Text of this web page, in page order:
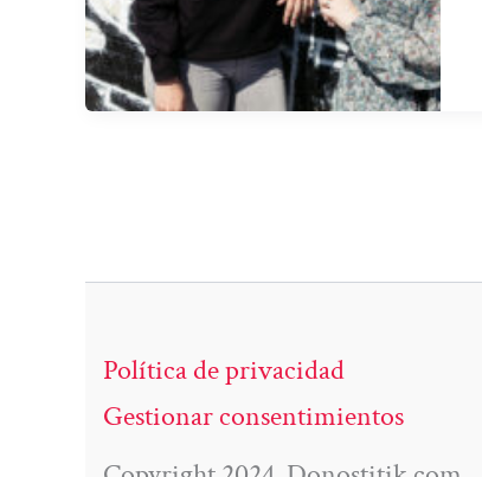
Política de privacidad
Gestionar consentimientos